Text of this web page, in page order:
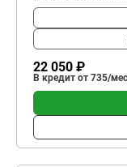
22 050 ₽
В кредит от 735/мес